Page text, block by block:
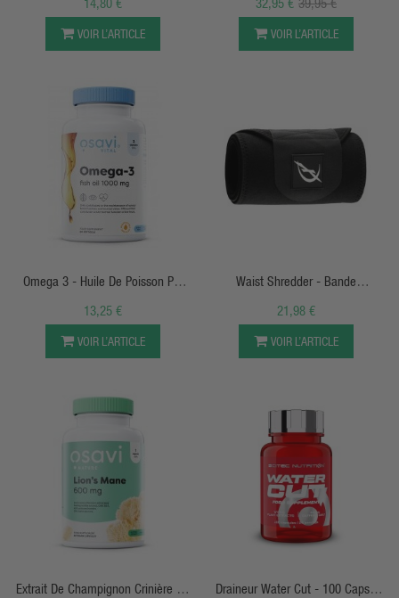
VOIR L’ARTICLE VOIR L’ARTICLE
APERÇU RAPIDE
Omega 3 - Huile De Poisson Par
Distillation Moléculaire - 1000mg -
Saveur Citron - Osavi
13,25 €
VOIR L’ARTICLE
Waist Shredder - Bande
Amincissante Abdominale
Néoprène Haute Qualité - Climaqx
21,98 €
VOIR L’ARTICLE
APERÇU RAPIDE
Extrait De Champignon Crinière De
APERÇU RAPIDE
Draineur Water Cut - 100 Caps -